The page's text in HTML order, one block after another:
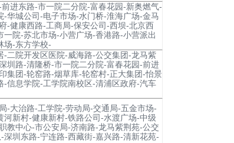
进东路-市一院二分院-富春花园-新奥燃气-
华城公司-电子市场-水门桥-淮海广场-金马
-健康西路-工商局-保安公司-西坝-北京西
院-苏北市场-小营广场-香港路-小营派出
场-东方学校-
二院开发区医院-威海路-公交集团-龙马紫
圳路-清隆桥-市一院二分院-富春花园-前进
集团-轮窑路-烟草库-轮窑村-正大集团-怡景
-信息学院-工学院南校区-清浦区政府-汽车
-大治路-工学院-劳动局-交通局-五金市场-
新村-健康新村-铁路公司-水渡广场-中级
教中心-市公安局-济南路-龙马紫荆苑-公交
圳东路-宁连路-西藏街-嘉兴路-清新花苑-